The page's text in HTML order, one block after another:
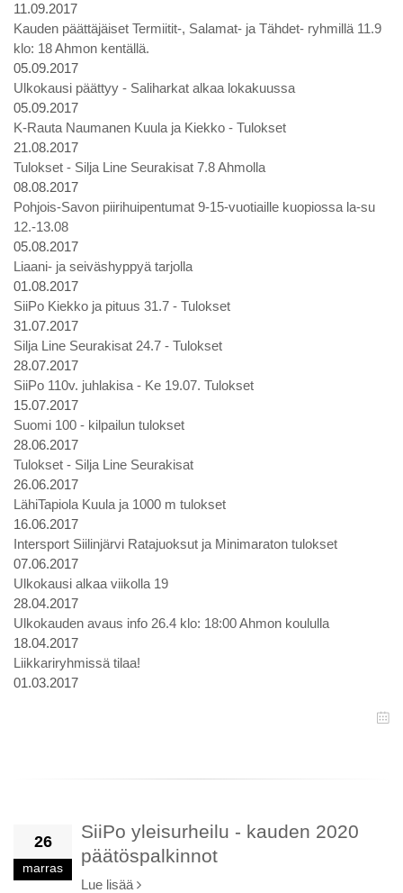
11.09.2017
Kauden päättäjäiset Termiitit-, Salamat- ja Tähdet- ryhmillä 11.9
klo: 18 Ahmon kentällä.
05.09.2017
Ulkokausi päättyy - Saliharkat alkaa lokakuussa
05.09.2017
K-Rauta Naumanen Kuula ja Kiekko - Tulokset
21.08.2017
Tulokset - Silja Line Seurakisat 7.8 Ahmolla
08.08.2017
Pohjois-Savon piirihuipentumat 9-15-vuotiaille kuopiossa la-su
12.-13.08
05.08.2017
Liaani- ja seiväshyppyä tarjolla
01.08.2017
SiiPo Kiekko ja pituus 31.7 - Tulokset
31.07.2017
Silja Line Seurakisat 24.7 - Tulokset
28.07.2017
SiiPo 110v. juhlakisa - Ke 19.07. Tulokset
15.07.2017
Suomi 100 - kilpailun tulokset
28.06.2017
Tulokset - Silja Line Seurakisat
26.06.2017
LähiTapiola Kuula ja 1000 m tulokset
16.06.2017
Intersport Siilinjärvi Ratajuoksut ja Minimaraton tulokset
07.06.2017
Ulkokausi alkaa viikolla 19
28.04.2017
Ulkokauden avaus info 26.4 klo: 18:00 Ahmon koululla
18.04.2017
Liikkariryhmissä tilaa!
01.03.2017
26
marras
SiiPo yleisurheilu - kauden 2020
päätöspalkinnot
Lue lisää